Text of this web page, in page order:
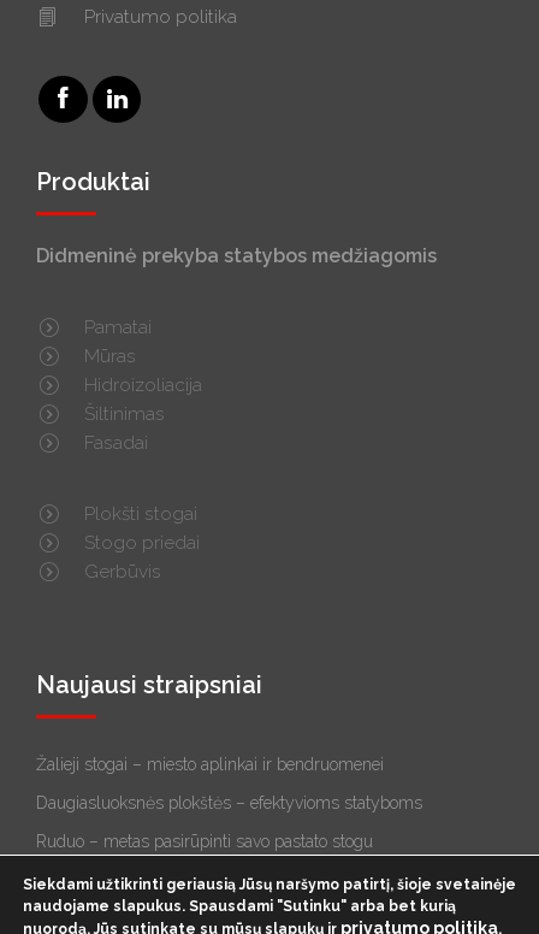
Privatumo politika
Produktai
Didmeninė prekyba statybos medžiagomis
Pamatai
Mūras
Hidroizoliacija
Šiltinimas
Fasadai
Plokšti stogai
Stogo priedai
Gerbūvis
Naujausi straipsniai
Žalieji stogai – miesto aplinkai ir bendruomenei
Daugiasluoksnės plokštės – efektyvioms statyboms
Ruduo – metas pasirūpinti savo pastato stogu
STOGAS: plokščias ar šlaitinis?
Siekdami užtikrinti geriausią Jūsų naršymo patirtį, šioje svetainėje
naudojame slapukus. Spausdami "Sutinku" arba bet kurią
nuorodą, Jūs sutinkate su mūsų slapukų ir privatumo politika.